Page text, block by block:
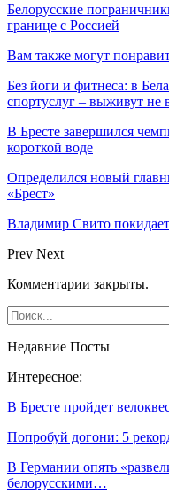
Белорусские
границе с Россией
Вам также могут
Без йоги и фитнеса: в
спортуслуг – выживут не
В Бресте завершился
короткой воде
Определился новый
«Брест»
Владимир Свито
Prev Next
Комментарии закрыты.
Недавние Посты
Интересное:
В Бресте пройдет
Попробуй догони: 5
В Германии опять
белорусскими…